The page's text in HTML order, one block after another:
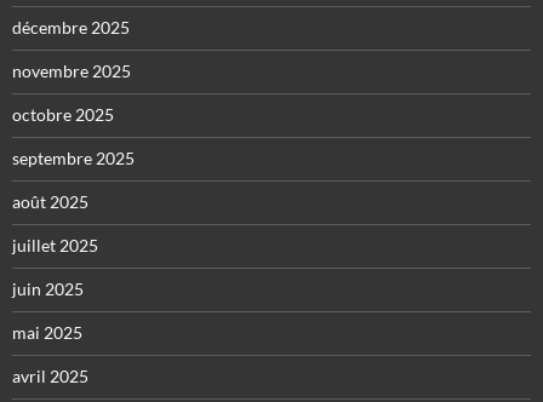
décembre 2025
novembre 2025
octobre 2025
septembre 2025
août 2025
juillet 2025
juin 2025
mai 2025
avril 2025